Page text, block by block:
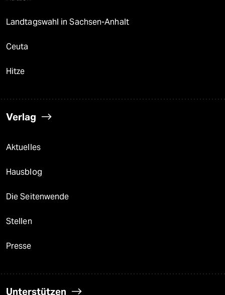
Landtagswahl in Sachsen-Anhalt
Ceuta
Hitze
Verlag
Aktuelles
Hausblog
Die Seitenwende
Stellen
Presse
Unterstützen